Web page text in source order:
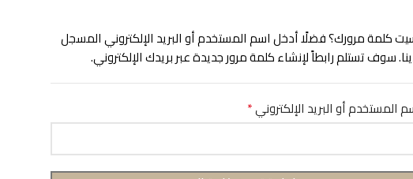
كلمة مرورك؟ فضلًا أدخل اسم المستخدم أو البريد الإلكتروني المسجل
سوف تستلم رابطاً لإنشاء كلمة مرور جديدة عبر بريدك الإلكتروني.
المستخدم أو البريد الإلكتروني*